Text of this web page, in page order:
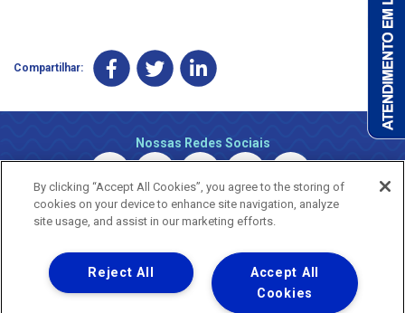
Compartilhar:
Nossas Redes Sociais
Copyright © 2026 - Todos os Direitos Reservados.
By clicking “Accept All Cookies”, you agree to the storing of
cookies on your device to enhance site navigation, analyze
site usage, and assist in our marketing efforts.
Accept All
Cookies
Reject All